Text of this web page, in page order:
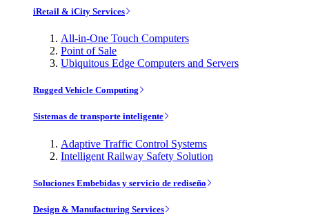
iRetail & iCity Services
All-in-One Touch Computers
Point of Sale
Ubiquitous Edge Computers and Servers
Rugged Vehicle Computing
Sistemas de transporte inteligente
Adaptive Traffic Control Systems
Intelligent Railway Safety Solution
Soluciones Embebidas y servicio de rediseño
Design & Manufacturing Services